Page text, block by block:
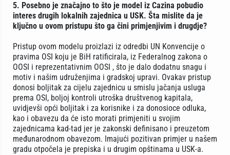
5. Posebno je značajno to što je model iz Cazina pobudio
interes drugih lokalnih zajednica u USK. Šta mislite da je
ključno u ovom pristupu što ga čini primjenjivim i drugdje?
Pristup ovom modelu proizlazi iz odredbi UN Konvencije o
pravima OSI koju je BiH ratificirala, iz Federalnog zakona o
OOSI i reprezentativnim OOSI , što je dalo dodatnu snagu i
motiv i našim udruženjima i gradskoj upravi. Ovakav pristup
donosi boljitak za cijelu zajednicu u smislu jačanja usluga
prema OSI, boljoj kontroli utroška društvenog kapitala,
uvidjevši opći boljitak i za korisnike i za donosioce odluka,
kao i obavezu da će isto morati primjeniti u svojim
zajednicama kad-tad jer je zakonski definisano i preuzetom
međunarodnom obavezom. Imajući pozitivan primjer u našem
gradu otpočela je prepiska i u drugim opštinama u USK-a.